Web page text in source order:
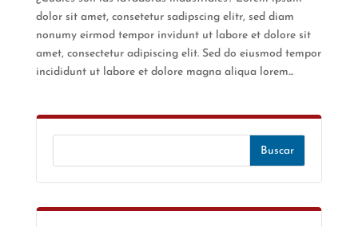
dolor sit amet, consetetur sadipscing elitr, sed diam
nonumy eirmod tempor invidunt ut labore et dolore sit
amet, consectetur adipiscing elit. Sed do eiusmod tempor
incididunt ut labore et dolore magna aliqua lorem...